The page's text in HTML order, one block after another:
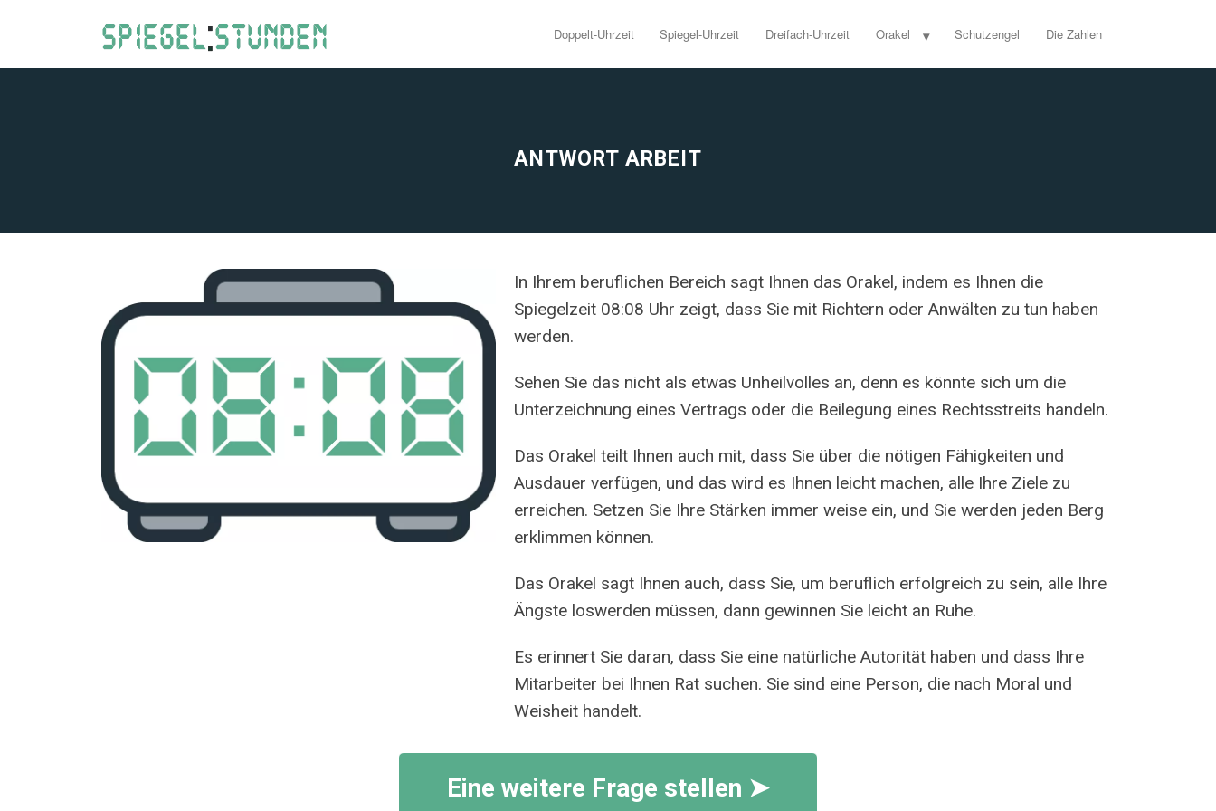
Doppelt-Uhrzeit Spiegel-Uhrzeit Dreifach-Uhrzeit Orakel Schutzengel Die Zahlen
ANTWORT ARBEIT
In Ihrem beruflichen Bereich sagt Ihnen das Orakel, indem es Ihnen die
Spiegelzeit 08:08 Uhr zeigt, dass Sie mit Richtern oder Anwälten zu tun haben
werden.
Sehen Sie das nicht als etwas Unheilvolles an, denn es könnte sich um die
Unterzeichnung eines Vertrags oder die Beilegung eines Rechtsstreits handeln.
Das Orakel teilt Ihnen auch mit, dass Sie über die nötigen Fähigkeiten und
Ausdauer verfügen, und das wird es Ihnen leicht machen, alle Ihre Ziele zu
erreichen. Setzen Sie Ihre Stärken immer weise ein, und Sie werden jeden Berg
erklimmen können.
Das Orakel sagt Ihnen auch, dass Sie, um beruflich erfolgreich zu sein, alle Ihre
Ängste loswerden müssen, dann gewinnen Sie leicht an Ruhe.
Es erinnert Sie daran, dass Sie eine natürliche Autorität haben und dass Ihre
Mitarbeiter bei Ihnen Rat suchen. Sie sind eine Person, die nach Moral und
Weisheit handelt.
Eine weitere Frage stellen ➤